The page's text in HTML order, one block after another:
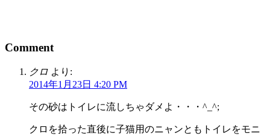
Comment
クロ より:
2014年1月23日 4:20 PM
その砂はトイレに流しちゃダメよ・・・^_^;
クロを拾った直後に子猫用のニャンともトイレをモニ